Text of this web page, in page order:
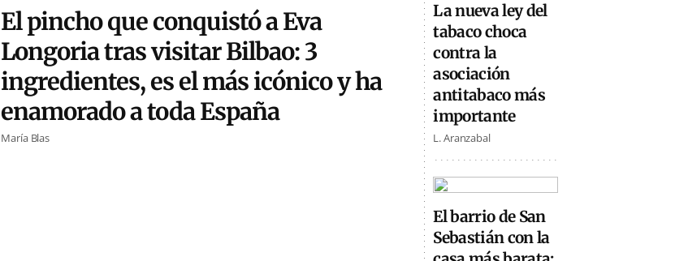
El pincho que conquistó a Eva
Longoria tras visitar Bilbao: 3
ingredientes, es el más icónico y ha
enamorado a toda España
María Blas
La nueva ley del
tabaco choca
contra la
asociación
antitabaco más
importante
L. Aranzabal
El barrio de San
Sebastián con la